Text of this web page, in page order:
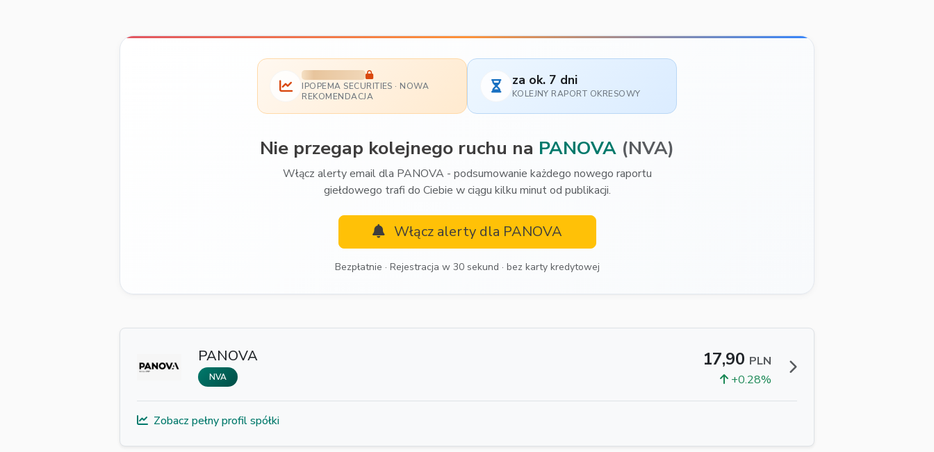
IPOPEMA SECURITIES · NOWA
REKOMENDACJA
za ok. 7 dni
KOLEJNY RAPORT OKRESOWY
Nie przegap kolejnego ruchu na PANOVA (NVA)
Włącz alerty email dla PANOVA - podsumowanie każdego nowego raportu
giełdowego trafi do Ciebie w ciągu kilku minut od publikacji.
Włącz alerty dla PANOVA
Bezpłatnie · Rejestracja w 30 sekund · bez karty kredytowej
PANOVA
NVA
17,90 PLN
+0.28%
Zobacz pełny profil spółki